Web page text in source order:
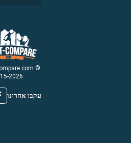
© Ticket-Compare.com
2026
עקבו אחרינו